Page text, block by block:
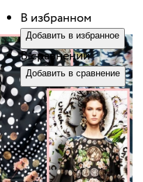
В избранном
Добавить в избранное
В сравнении
Добавить в сравнение